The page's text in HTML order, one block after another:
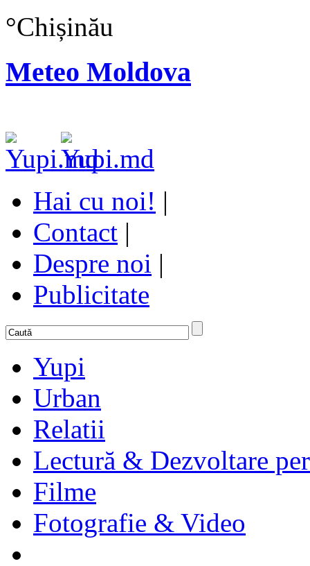
°Chișinău
Meteo Moldova
Hai cu noi! |
Contact |
Despre noi |
Publicitate
Yupi
Urban
Relatii
Lectură & Dezvoltare
Filme
Fotografie & Video